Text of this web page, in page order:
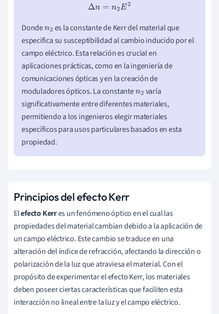
Δn=n2E2
Donden2 es la constante de Kerr del material que
especifica su susceptibilidad al cambio inducido por el
campo eléctrico. Esta relación es crucial en
aplicaciones prácticas, como en la ingeniería de
comunicaciones ópticas y en la creación de
moduladores ópticos. La constanten2 varía
significativamente entre diferentes materiales,
permitiendo a los ingenieros elegir materiales
específicos para usos particulares basados en esta
propiedad.
Principios del efecto Kerr
Elefecto Kerres un fenómeno óptico en el cual las
propiedades del material cambian debido a la aplicación de
un campo eléctrico. Este cambio se traduce en una
alteración del índice de refracción, afectando la dirección o
polarización de la luz que atraviesa el material. Con el
propósito de experimentar el efecto Kerr, los materiales
deben poseer ciertas características que faciliten esta
interacción no lineal entre la luz y el campo eléctrico.